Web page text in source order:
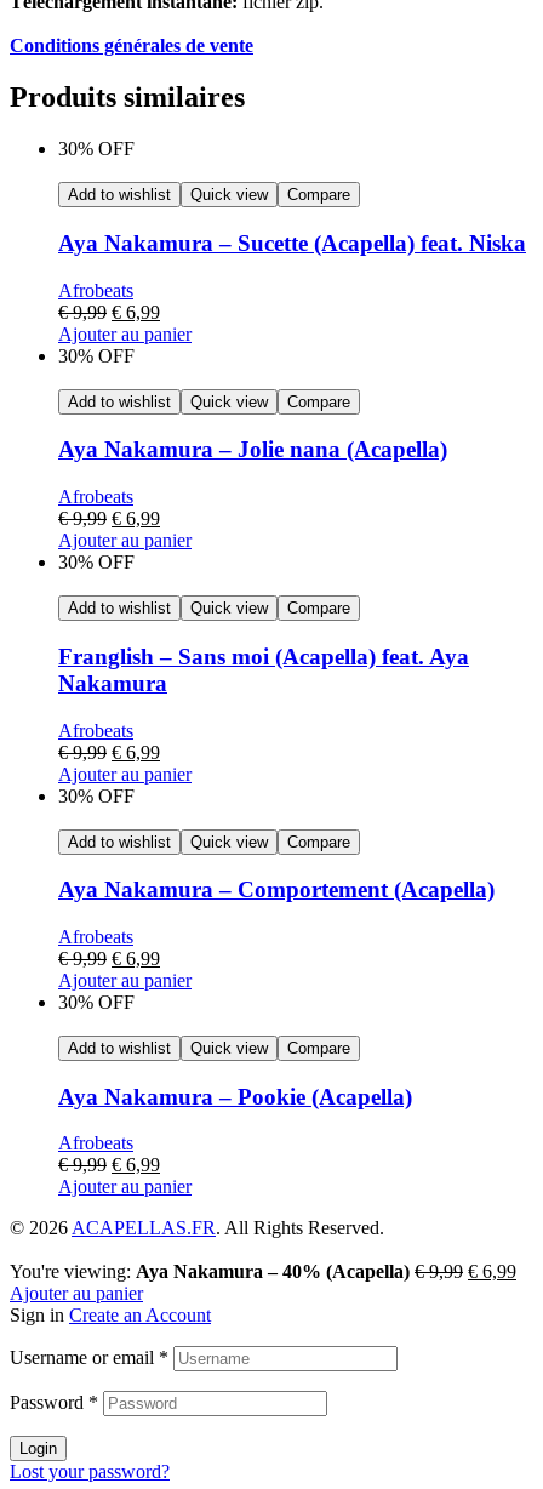
Conditions générales de vente
Produits similaires
30% OFF
Add to wishlist Quick view Compare
Aya Nakamura – Sucette (Acapella) feat. Niska
Afrobeats
€9,99 € 6,99
Ajouter au panier
30% OFF
Add to wishlist Quick view Compare
Aya Nakamura – Jolie nana (Acapella)
Afrobeats
€9,99 € 6,99
Ajouter au panier
30% OFF
Add to wishlist Quick view Compare
Franglish – Sans moi (Acapella) feat. Aya
Nakamura
Afrobeats
€9,99 € 6,99
Ajouter au panier
30% OFF
Add to wishlist Quick view Compare
Aya Nakamura – Comportement (Acapella)
Afrobeats
€9,99 € 6,99
Ajouter au panier
30% OFF
Add to wishlist Quick view Compare
Aya Nakamura – Pookie (Acapella)
Afrobeats
€9,99 € 6,99
Ajouter au panier
© 2026ACAPELLAS.FR. All Rights Reserved.
You're viewing: Aya Nakamura – 40% (Acapella) €9,99 € 6,99
Ajouter au panier
Sign in Create an Account
Username or email *
Password *
Login
Lost your password?